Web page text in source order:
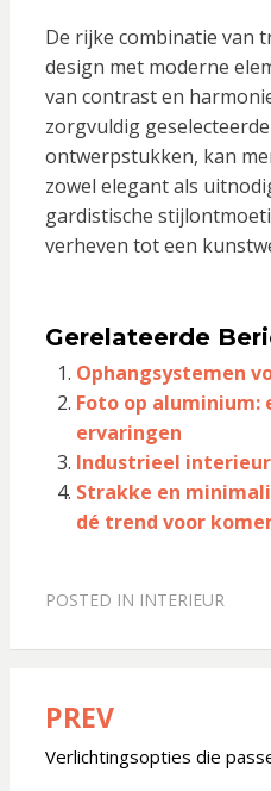
De rijke combinatie van
design met moderne
van contrast en
zorgvuldig
ontwerpstukken, kan
zowel elegant als
gardistische
verheven tot een
Gerelateerde
Ophangsystemen
Foto op aluminium:
ervaringen
Industrieel
Strakke en
dé trend voor
POSTED IN INTERIEUR
Bericht
navigatie
PREV
Verlichtingsopties die